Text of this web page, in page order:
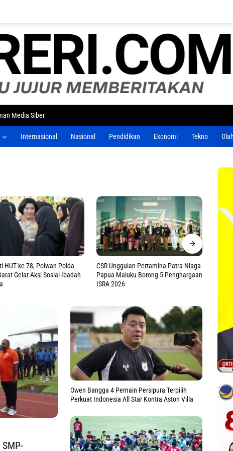
Media Siber
Internasional Nasional Pendidikan Ekonomi Tekno
Pertamina Patra Niaga
Borong 5 Penghargaan
Tak Harus ke Pusat, Saadiah Dorong
Penguatan Layanan Hukum Kanwil
Kemenkum Maluku
Owen Bangga 4 Pemain Persipura Terpilih
Perkuat Indonesia All Star Kontra Aston Villa